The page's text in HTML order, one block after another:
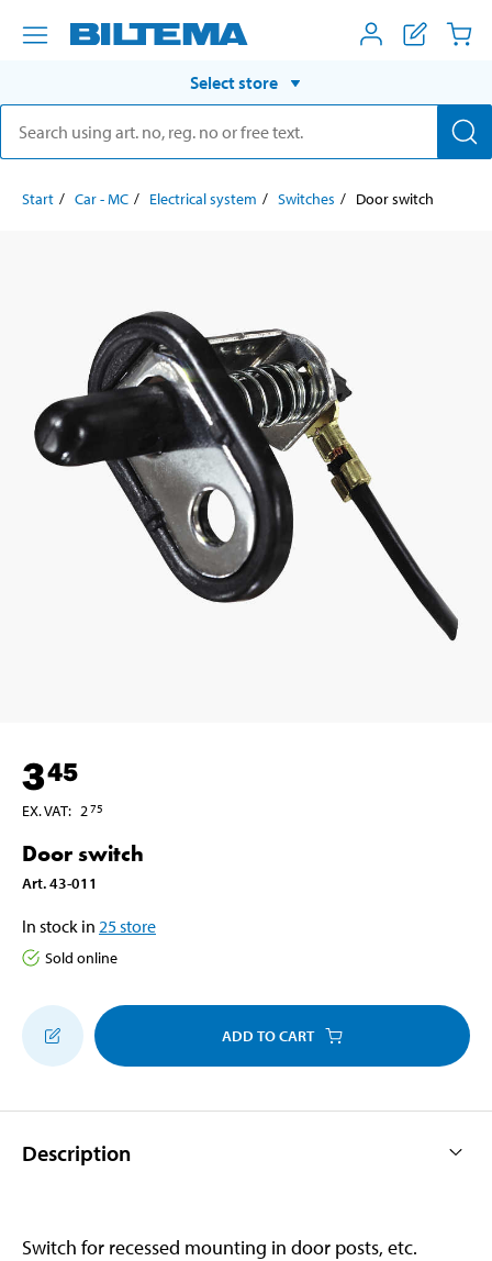
Select store
Start Car - MC Electrical system Switches Door switch
345
EX. VAT: 275
Door switch
Art.43-011
In stock in 25store
Sold online
ADD TO CART
Description
Switch for recessed mounting in door posts, etc.